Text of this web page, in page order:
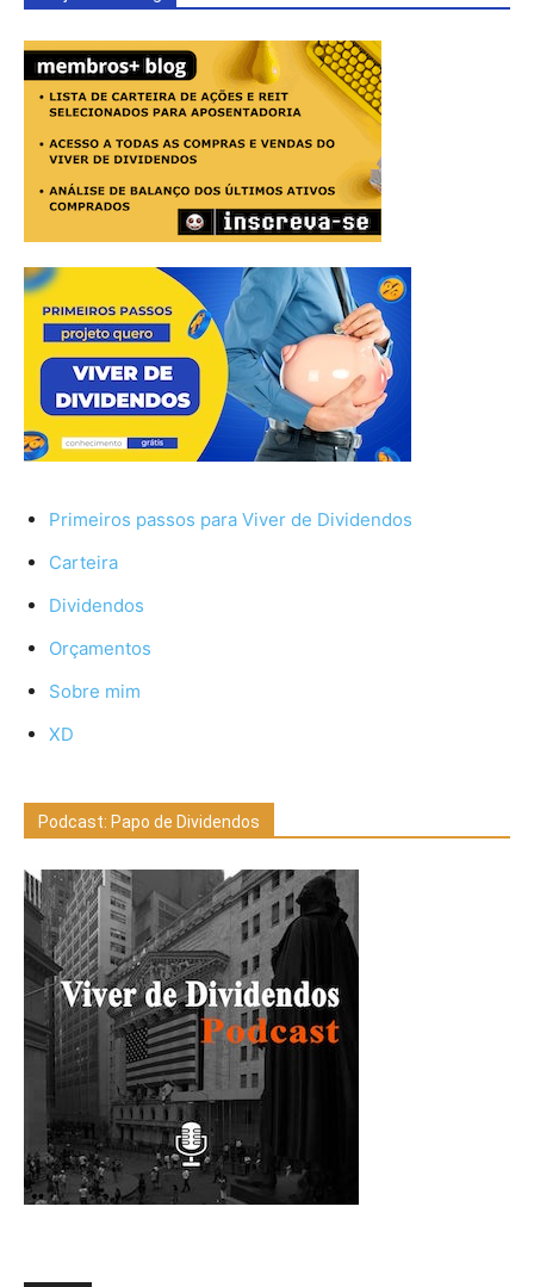
Primeiros passos para Viver de Dividendos
Carteira
Dividendos
Orçamentos
Sobre mim
XD
Podcast: Papo de Dividendos